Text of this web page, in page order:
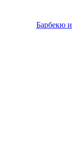
Барбекю и